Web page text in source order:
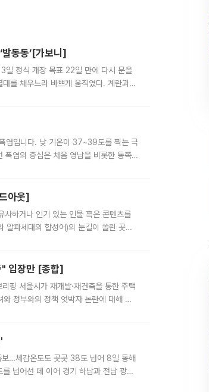
동동’[가보니]
일 정식 개장 목표 22일 만에 다시 문을
를 채우느라 바쁘게 움직였다. 계란과
염입니다. 낮 기온이 37~39도를 찍는 극
염의 중심은 처음 영남을 비롯한 동쪽
아웃]
사하거나 인기 있는 인물 혹은 콘텐츠를
파세대의 합성어)의 눈길이 쏠린 곳은
" 입장만 [종합]
핑 서울시가 재개발·재건축을 통한 주택
정부와의 정책 엇박자 논란에 대해 정
…체감온도도 곳곳 38도 넘어 8일 동해
넘어선 데 이어 경기 하남과 전남 광양